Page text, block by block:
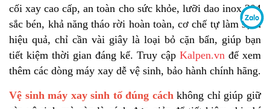
cối xay cao cấp, an toàn cho sức khỏe, lưỡi dao inox 304
sắc bén, khả năng tháo rời hoàn toàn, cơ chế tự làm sạch
hiệu quả, chỉ cần vài giây là loại bỏ cặn bẩn, giúp bạn
tiết kiệm thời gian đáng kể. Truy cập Kalpen.vn để xem
thêm các dòng máy xay dễ vệ sinh, bảo hành chính hãng.
Vệ sinh máy xay sinh tố đúng cáchkhông chỉ giúp giữ